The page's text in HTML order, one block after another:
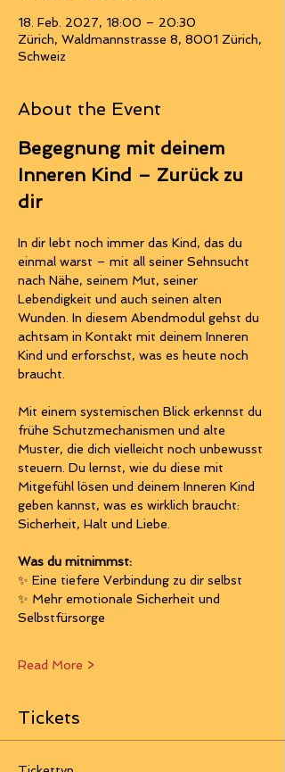
18. Feb. 2027, 18:00 – 20:30
Zürich, Waldmannstrasse 8, 8001 Zürich,
Schweiz
About the Event
Begegnung mit deinem
Inneren Kind – Zurück zu
dir
In dir lebt noch immer das Kind, das du
einmal warst – mit all seiner Sehnsucht
nach Nähe, seinem Mut, seiner
Lebendigkeit und auch seinen alten
Wunden. In diesem Abendmodul gehst du
achtsam in Kontakt mit deinem Inneren
Kind und erforschst, was es heute noch
braucht.
Mit einem systemischen Blick erkennst du
frühe Schutzmechanismen und alte
Muster, die dich vielleicht noch unbewusst
steuern. Du lernst, wie du diese mit
Mitgefühl lösen und deinem Inneren Kind
geben kannst, was es wirklich braucht:
Sicherheit, Halt und Liebe.
Was du mitnimmst:
✨ Eine tiefere Verbindung zu dir selbst
✨ Mehr emotionale Sicherheit und
Selbstfürsorge
Read More >
Tickets